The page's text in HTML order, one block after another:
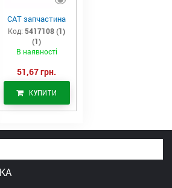
САТ запчастина
Код: 5417108 (1)
(1)
В наявності
51,67 грн.
КУПИТИ